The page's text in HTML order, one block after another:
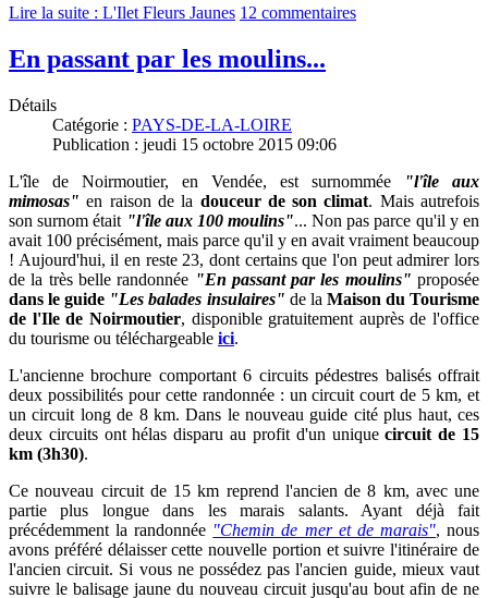
Lire la suite : L'Ilet Fleurs Jaunes 12 commentaires
En passant par les moulins...
Détails
Catégorie : PAYS-DE-LA-LOIRE
Publication : jeudi 15 octobre 2015 09:06
L'île de Noirmoutier, en Vendée, est surnommée
"l'île aux
mimosas" en raison de la douceur de son climat. Mais autrefois
son surnom était "l'île aux 100 moulins"... Non pas parce qu'il y en
avait 100 précisément, mais parce qu'il y en avait vraiment beaucoup
! Aujourd'hui, il en reste 23, dont certains que l'on peut admirer lors
de la très belle randonnée "En passant par les moulins" proposée
dans le guide "Les balades insulaires" de la Maison du Tourisme
de l'Ile de Noirmoutier, disponible gratuitement auprès de l'office
du tourisme ou téléchargeable ici.
L'ancienne brochure comportant 6 circuits pédestres balisés offrait
deux possibilités pour cette randonnée : un circuit court de 5 km, et
un circuit long de 8 km. Dans le nouveau guide cité plus haut, ces
deux circuits ont hélas disparu au profit d'un uniquecircuit de 15
km (3h30).
Ce nouveau circuit de 15 km reprend l'ancien de 8 km, avec une
partie plus longue dans les marais salants. Ayant déjà fait
précédemment la randonnée "Chemin de mer et de marais", nous
avons préféré délaisser cette nouvelle portion et suivre l'itinéraire de
l'ancien circuit. Si vous ne possédez pas l'ancien guide, mieux vaut
suivre le balisage jaune du nouveau circuit jusqu'au bout afin de ne